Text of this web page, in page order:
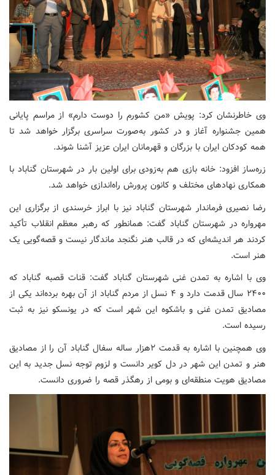
وی خاطرنشان کرد: پویش «من کشورم را دوست دارم» از مراسم پایانی
همین جشنواره آغاز و در کشور به‌صورت سراسری برگزار خواهد شد تا
همه کودکان ایران با بزرگان و قهرمانان ایران عزیز آشنا شوند.
زره‌ساز افزود: خانه بازی هم به‌زودی برای اولین بار در شهرستان گناباد با
همکاری نهادهای مختلف و کانون پرورش راه‌اندازی خواهد شد.
رضا نصیری فرماندار شهرستان گناباد نیز با ابراز خرسندی از برگزاری این
مهرواره در شهرستان گناباد گفت: همانطور که رهبر معظم انقلاب تأکید
کردند هر اندیشه‌ای که در قالب هنر نگنجد ماندگار نیست و قصه‌گویی یک
هنر است.
وی با اشاره به تمدن غنی شهرستان گناباد گفت: قنات قصبه گناباد که
۲۴۰۰ سال قدمت دارد و ۴ نسل از مردم گناباد از آن بهره برده‌اند یکی از
مصادیق تمدن غنی و باشکوه این شهر است که در یونسکو نیز به ثبت
رسیده است.
وی همچنین با اشاره به قدمت ۲هزار ساله سفال گناباد آن را از مصادیق
هنر و تمدن این شهر در دل کویر دانست و لزوم توجه نسل جدید به این
مصادیق هویت منطقه‌ای و بومی از رهگذر قصه را ضروری دانست.